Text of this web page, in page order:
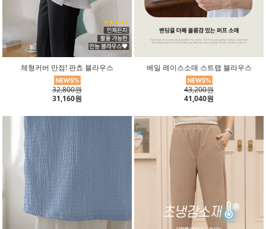
체형커버 만점! 판쵸 블라우스
32,800원
31,160원
베일 레이스소매 스트랩 블라우스
43,200원
41,040원